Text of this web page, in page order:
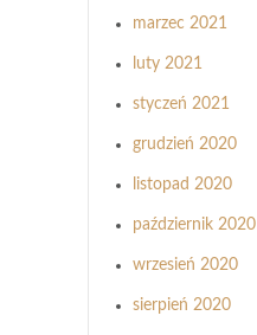
marzec 2021
luty 2021
styczeń 2021
grudzień 2020
listopad 2020
październik 2020
wrzesień 2020
sierpień 2020